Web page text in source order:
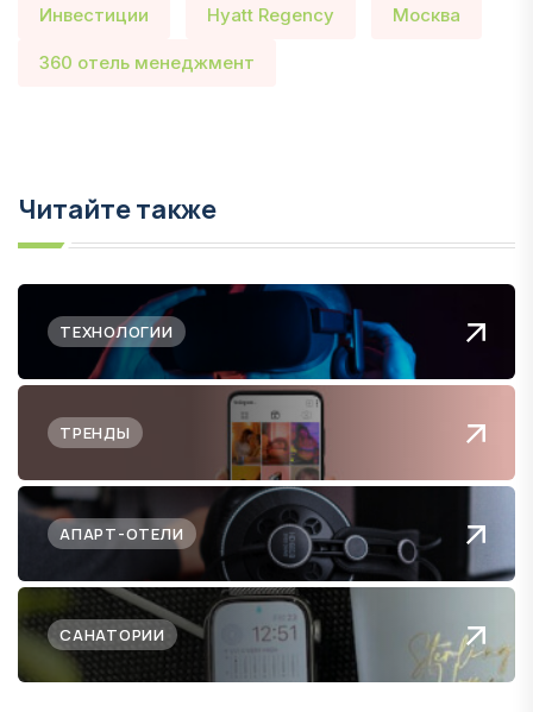
Инвестиции Hyatt Regency Москва
360 отель менеджмент
Читайте также
ТЕХНОЛОГИИ
ТРЕНДЫ
АПАРТ-ОТЕЛИ
САНАТОРИИ